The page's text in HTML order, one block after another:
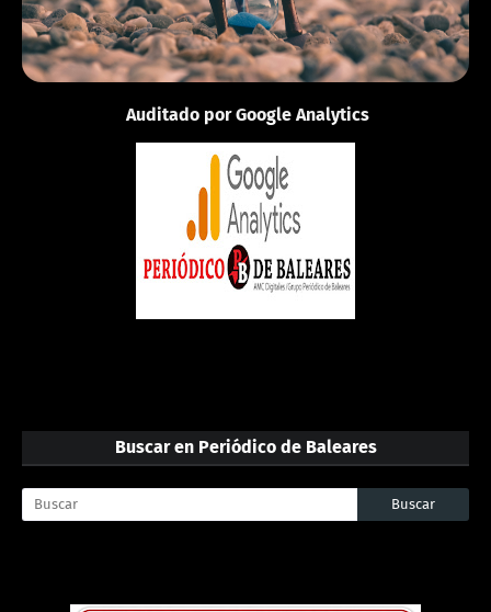
Auditado por Google Analytics
Buscar en Periódico de Baleares